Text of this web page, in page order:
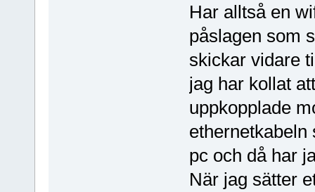
Har alltså en
påslagen som
skickar vidare
jag har kollat
uppkopplade
pc och då har
När jag sätter